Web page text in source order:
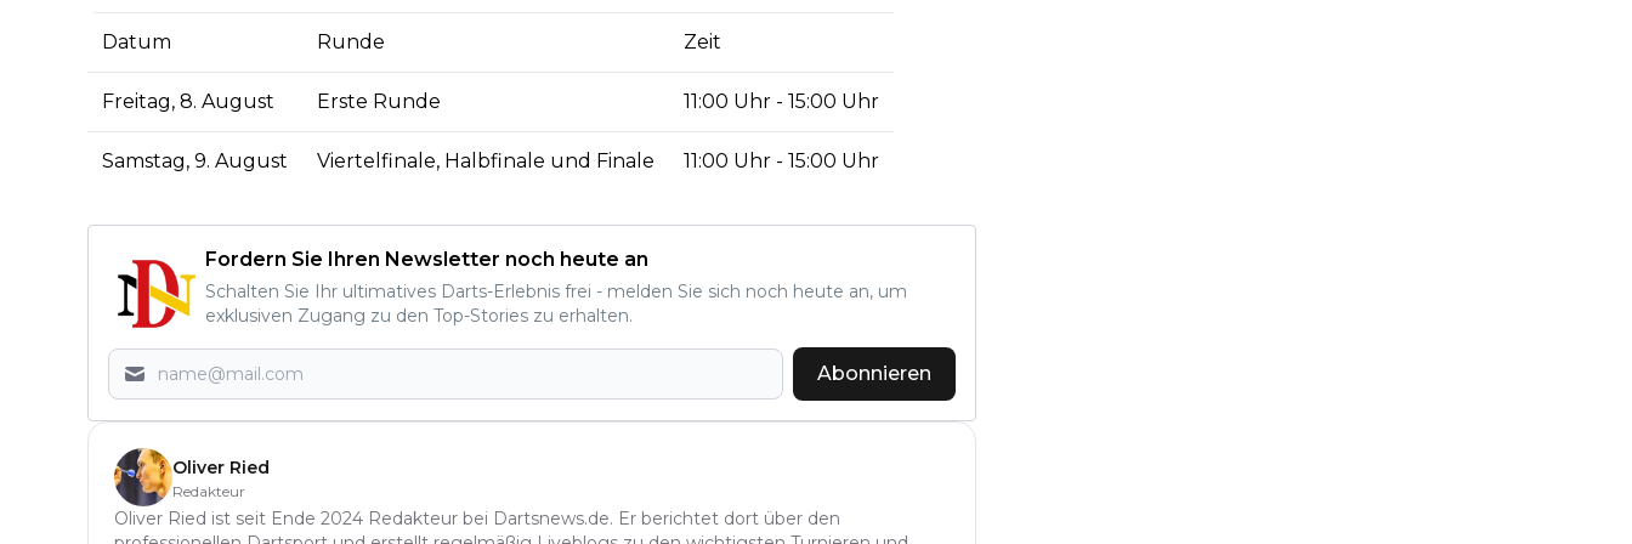
Datum Runde Zeit
Freitag, 8. August Erste Runde 11:00 Uhr - 15:00 Uhr
Samstag, 9. August Viertelfinale, Halbfinale und Finale 11:00 Uhr - 15:00 Uhr
Fordern Sie Ihren Newsletter noch heute an
Schalten Sie Ihr ultimatives Darts-Erlebnis frei - melden Sie sich noch heute an, um
exklusiven Zugang zu den Top-Stories zu erhalten.
Abonnieren
Oliver Ried
Redakteur
Oliver Ried ist seit Ende 2024 Redakteur bei Dartsnews.de. Er berichtet dort über den